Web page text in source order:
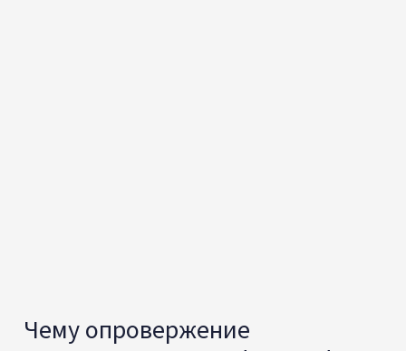
Чему опровержение